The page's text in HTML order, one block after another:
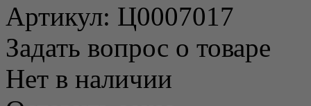
Артикул: Ц0007017
Задать вопрос о товаре
Нет в наличии